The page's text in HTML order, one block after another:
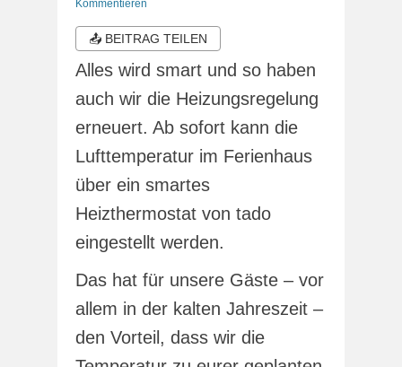
am
Kommentieren
📤 BEITRAG TEILEN
Alles wird smart und so haben
auch wir die Heizungsregelung
erneuert. Ab sofort kann die
Lufttemperatur im Ferienhaus
über ein smartes
Heizthermostat von tado
eingestellt werden.
Das hat für unsere Gäste – vor
allem in der kalten Jahreszeit –
den Vorteil, dass wir die